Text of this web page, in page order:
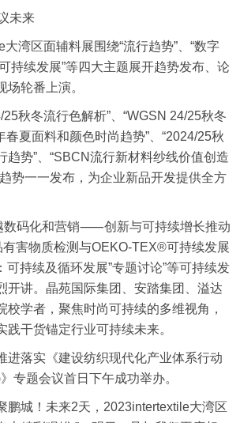
未来
区面辅料展围绕“流行趋势”、“数字
可持续发展”等四大主题展开趋势发布、论
场轮番上演。
秋冬流行色解析”、“WGSN 24/25秋冬
春夏面料和颜色时尚趋势”、“2024/25秋
趋势”、“SBCN流行新材料纱线价值创造
势一一发布，为企业新品开发提供全方
码化和营销⸺创新与可持续增长推动
有害物质检测与OEKO-TEX®可持续发展
可持续及循环发展”专题讨论”等可持续发
开讲。晶苑国际集团、安踏集团、溢达
校学者，聚焦时尚可持续的多维视角，
践干货锚定行业可持续未来。
进落实《建设纺织现代化产业体系行动
专题会议首日下午成功举办。
城！未来2天，2023intertextile大湾区